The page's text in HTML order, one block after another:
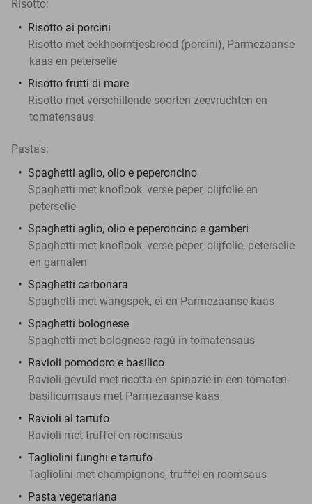
Risotto:
Risotto ai porcini
Risotto met eekhoorntjesbrood (porcini), Parmezaanse
kaas en peterselie
Risotto frutti di mare
Risotto met verschillende soorten zeevruchten en
tomatensaus
Pasta's:
Spaghetti aglio, olio e peperoncino
Spaghetti met knoflook, verse peper, olijfolie en
peterselie
Spaghetti aglio, olio e peperoncino e gamberi
Spaghetti met knoflook, verse peper, olijfolie, peterselie
en garnalen
Spaghetti carbonara
Spaghetti met wangspek, ei en Parmezaanse kaas
Spaghetti bolognese
Spaghetti met bolognese-ragù in tomatensaus
Ravioli pomodoro e basilico
Ravioli gevuld met ricotta en spinazie in een tomaten-
basilicumsaus met Parmezaanse kaas
Ravioli al tartufo
Ravioli met truffel en roomsaus
Tagliolini funghi e tartufo
Tagliolini met champignons, truffel en roomsaus
Pasta vegetariana